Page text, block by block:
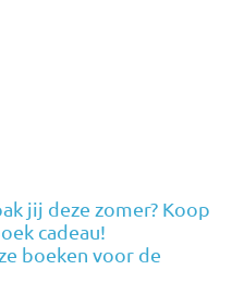
jij deze zomer? Koop
cadeau!
boeken voor de